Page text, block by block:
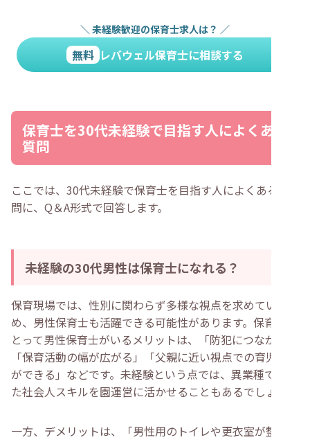
＼ 未経験歓迎の保育士求人は？ ／
無料 レバウェル保育士に相談する
保育士を30代未経験で目指す人によくある
質問
ここでは、30代未経験で保育士を目指す人によくある質
問に、Q＆A形式で回答します。
未経験の30代男性は保育士になれる？
保育現場では、性別に関わらず多様な視点を求めているた
め、男性保育士も活躍できる可能性があります。保育園に
とって男性保育士がいるメリットは、「防犯につながる」
「保育活動の幅が広がる」「父親に近い視点での育児支援
ができる」などです。未経験という点では、異業種で培っ
た社会人スキルを園運営に活かせることもあるでしょう。
一方、デメリットは、「男性用のトイレや更衣室が整って